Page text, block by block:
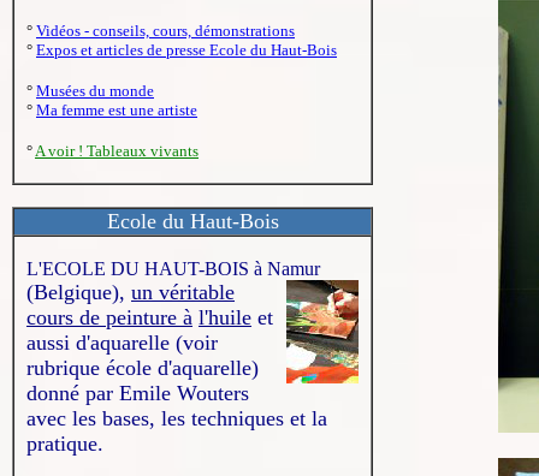
° Vidéos - conseils, cours, démonstrations
° Expos et articles de presse Ecole du Haut-Bois
° Musées du monde
° Ma femme est une artiste
°A voir ! Tableaux vivants
Ecole du Haut-Bois
L'ECOLE DU HAUT-BOIS à Namur
(Belgique), un véritable
cours de peinture à l'huile et
aussi d'aquarelle (voir
rubrique école d'aquarelle)
donné par Emile Wouters
avec les bases, les techniques et la
pratique.